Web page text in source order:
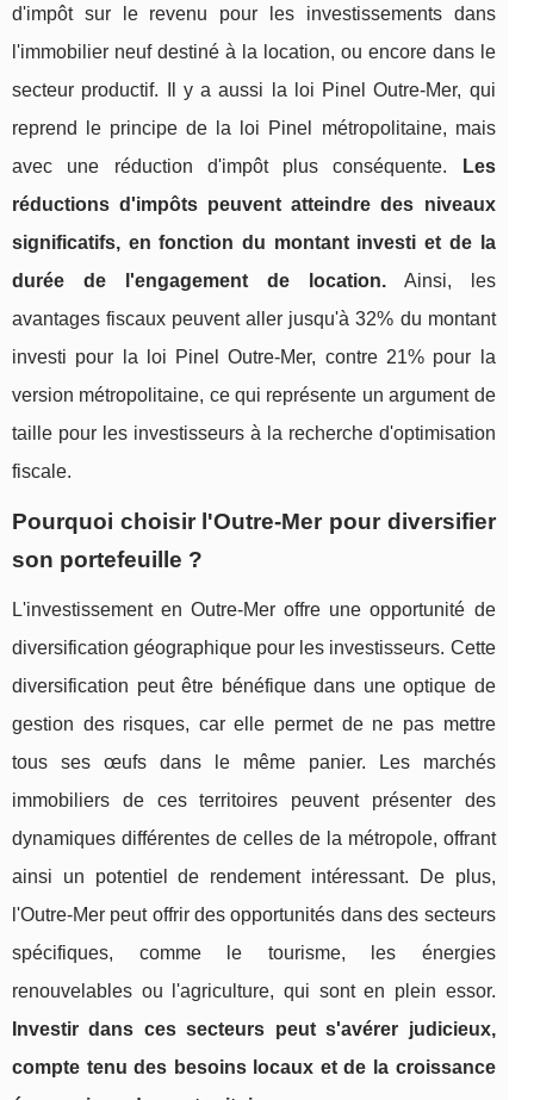
d'impôt sur le revenu pour les investissements dans
l'immobilier neuf destiné à la location, ou encore dans le
secteur productif. Il y a aussi la loi Pinel Outre-Mer, qui
reprend le principe de la loi Pinel métropolitaine, mais
avec une réduction d'impôt plus conséquente.
Les
réductions d'impôts peuvent atteindre des niveaux
significatifs, en fonction du montant investi et de la
durée de l'engagement de location.Ainsi, les
avantages fiscaux peuvent aller jusqu'à 32% du montant
investi pour la loi Pinel Outre-Mer, contre 21% pour la
version métropolitaine, ce qui représente un argument de
taille pour les investisseurs à la recherche d'optimisation
fiscale.
Pourquoi choisir l'Outre-Mer pour diversifier
son portefeuille ?
L'investissement en Outre-Mer offre une opportunité de
diversification géographique pour les investisseurs. Cette
diversification peut être bénéfique dans une optique de
gestion des risques, car elle permet de ne pas mettre
tous ses œufs dans le même panier. Les marchés
immobiliers de ces territoires peuvent présenter des
dynamiques différentes de celles de la métropole, offrant
ainsi un potentiel de rendement intéressant. De plus,
l'Outre-Mer peut offrir des opportunités dans des secteurs
spécifiques, comme le tourisme, les énergies
renouvelables ou l'agriculture, qui sont en plein essor.
Investir dans ces secteurs peut s'avérer judicieux,
compte tenu des besoins locaux et de la croissance